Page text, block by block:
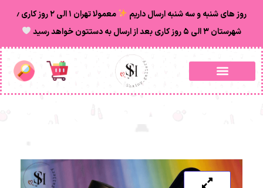
روز های شنبه و سه شنبه ارسال داریم
معمولا تهران ۱ الی ۲ روز‌ کاری ٫
شهرستان ۳ الی ۵ روز کاری بعد از ارسال به دستتون خواهد رسید